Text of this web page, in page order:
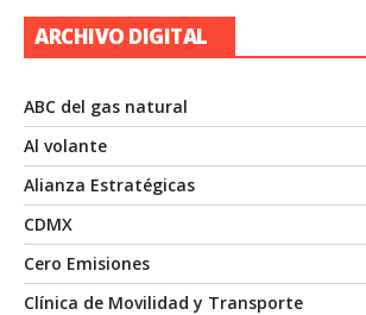
ARCHIVO DIGITAL
ABC del gas natural
Al volante
Alianza Estratégicas
CDMX
Cero Emisiones
Clínica de Movilidad y Transporte